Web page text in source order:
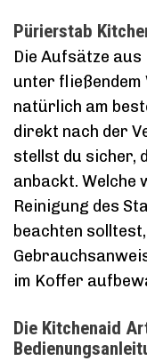
Pürierstab
Die Aufsätze
unter fließendem
natürlich am
direkt nach der
stellst du sicher,
anbackt. Welche
Reinigung des
beachten
im Koffer
Die Kitchenaid